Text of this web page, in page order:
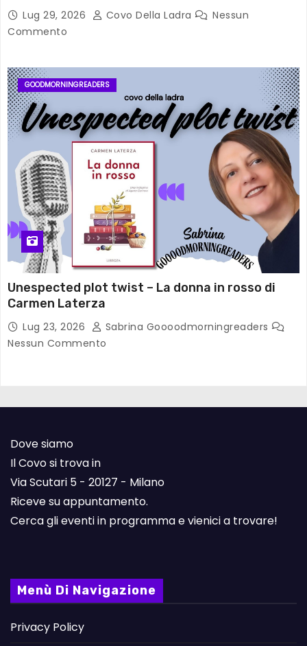
Lug 29, 2026 Covo Della Ladra
Nessun
Commento
GOODMORNINGREADERS
Unespected plot twist – La donna in rosso di
Carmen Laterza
Lug 23, 2026
Sabrina Goooodmorningreaders
Nessun Commento
Dove siamo
Il Covo si trova in
Via Scutari 5 - 20127 - Milano
Riceve su appuntamento.
Cerca gli eventi in programma e vienici a trovare!
Menù Di Navigazione
Privacy Policy